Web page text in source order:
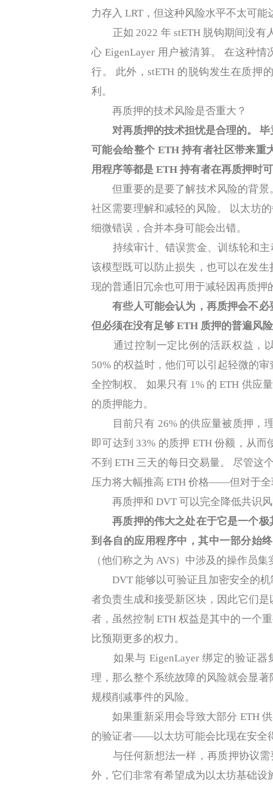
力存入 LRT，但这种风险水平不太可能
正如 2022 年 stETH 脱钩期间没有
心 EigenLayer 用户被清算。 在这种
行。 此外，stETH 的脱钩发生在质押
利。
再质押的技术风险是否重大？
对再质押的技术担忧是合理的。
可能会给整个 ETH 持有者社区带来重
用程序等都是 ETH 持有者在再质押时
但重要的是要了解技术风险的背景
社区需要理解和减轻的风险。 以太坊
细微错误，合并本身可能会出错。
持续审计、错误赏金、训练轮和主
该模型既可以防止损失，也可以在发
现的普通旧冗余也可用于减轻因再质押
有些人可能会认为，再质押会不
但必须在没有足够 ETH 质押的普遍风
通过控制一定比例的活跃权益，以
50% 的权益时，他们可以引起轻微的
全控制权。 如果只有 1% 的 ETH 供应
的质押能力。
目前只有 26% 的供应量被质押，理
即可达到 33% 的质押 ETH 份额，从
不到 ETH 三天的每日交易量。 尽管
压力将大幅推高 ETH 价格——但对于
再质押和 DVT 可以完全降低共识
再质押的伟大之处在于它是一个
到各自的应用程序中，其中一部分始
（他们称之为 AVS）中涉及的操作员
DVT 能够以可验证且加密安全的机
者负责生成和接受新区块，因此它们
者，虽然控制 ETH 权益是其中的一个
比预期更多的权力。
如果与 EigenLayer 绑定的验证器
理，那么整个系统故障的风险就会显
规模削减事件的风险。
如果重新采用会导致大部分 ETH
的验证者——以太坊可能会比现在安全
与任何新想法一样，再质押协议需
外，它们非常有希望成为以太坊基础